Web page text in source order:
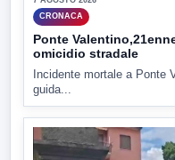
CRONACA
Ponte
omicidio stradale
Incidente mortale a Ponte
guida...